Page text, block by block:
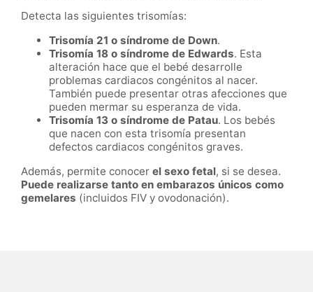
Detecta las siguientes trisomías:
Trisomía 21 o síndrome de Down.
Trisomía 18 o síndrome de Edwards. Esta
alteración hace que el bebé desarrolle
problemas cardiacos congénitos al nacer.
También puede presentar otras afecciones que
pueden mermar su esperanza de vida.
Trisomía 13 o síndrome de Patau. Los bebés
que nacen con esta trisomía presentan
defectos cardiacos congénitos graves.
Además, permite conocer el sexo fetal, si se desea.
Puede realizarse tanto en embarazos únicos como
gemelares (incluidos FIV y ovodonación).